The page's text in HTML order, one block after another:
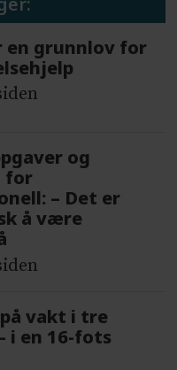
en grunnlov for
og
for
– Det er
å være
vakt i tre
i en 16-fots